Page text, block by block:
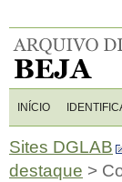
INÍCIO
Sites DGLAB
destaque >